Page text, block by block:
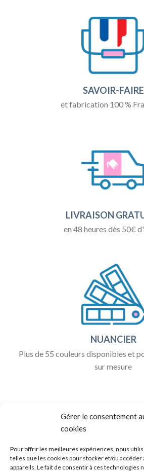
Gérer le consentement
cookies
Pour offrir les meilleures expériences, nous
telles que les cookies pour stocker et/ou
appareils. Le fait de consentir à ces technologies
SAVOIR-FAIRE
et fabrication 100 %
LIVRAISON
en 48 heures dès 50€
NUANCIER
Plus de 55 couleurs disponibles et
sur mesure